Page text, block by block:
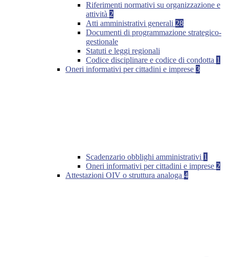
Riferimenti normativi su organizzazione e
attività 2
Atti amministrativi generali 28
Documenti di programmazione strategico-
gestionale
Statuti e leggi regionali
Codice disciplinare e codice di condotta 1
Oneri informativi per cittadini e imprese 3
Scadenzario obblighi amministrativi 1
Oneri informativi per cittadini e imprese 2
Attestazioni OIV o struttura analoga 4